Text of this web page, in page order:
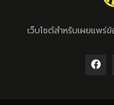
เว็บไซต์สำหรับเผยแพร่